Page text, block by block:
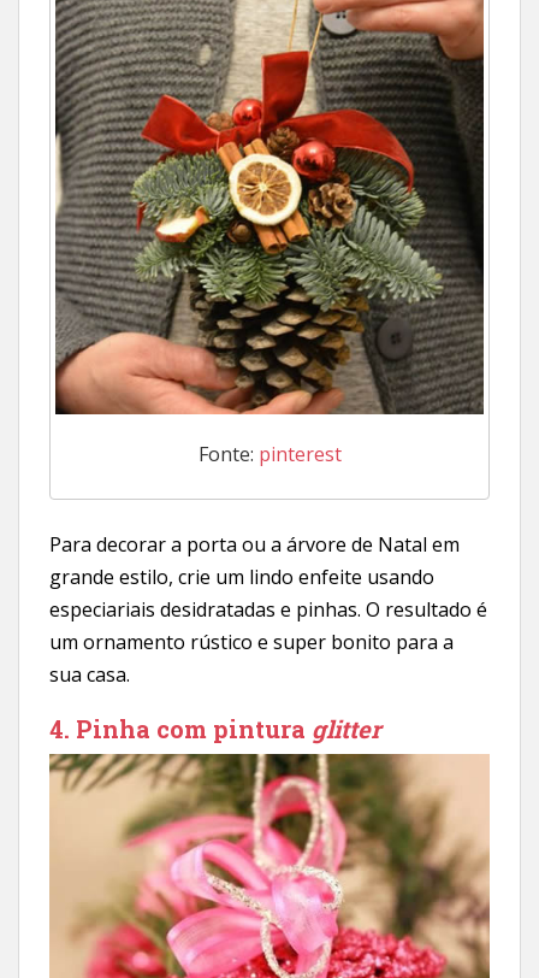
Fonte: pinterest
Para decorar a porta ou a árvore de Natal em
grande estilo, crie um lindo enfeite usando
especiariais desidratadas e pinhas. O resultado é
um ornamento rústico e super bonito para a
sua casa.
4. Pinha com pintura glitter